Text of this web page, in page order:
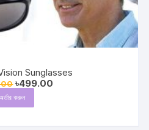
Sunglasses
Original
price
was:
৳1,000.00.
৳499.00
করুন